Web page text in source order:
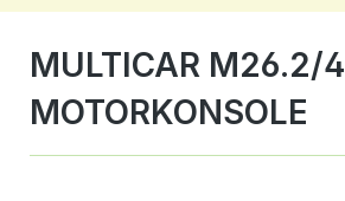
MULTICAR M26.2/4
MOTORKONSOLE